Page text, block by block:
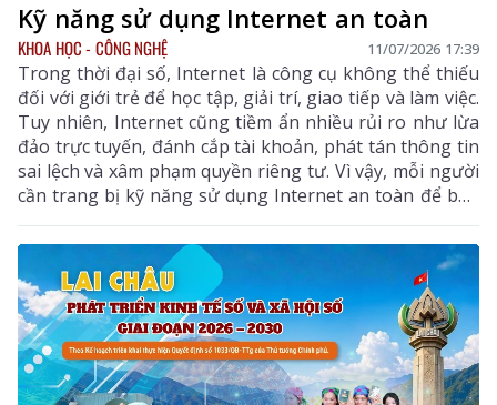
Kỹ năng sử dụng Internet an toàn
KHOA HỌC - CÔNG NGHỆ 11/07/2026 17:39
Trong thời đại số, Internet là công cụ không thể thiếu
đối với giới trẻ để học tập, giải trí, giao tiếp và làm việc.
Tuy nhiên, Internet cũng tiềm ẩn nhiều rủi ro như lừa
đảo trực tuyến, đánh cắp tài khoản, phát tán thông tin
sai lệch và xâm phạm quyền riêng tư. Vì vậy, mỗi người
cần trang bị kỹ năng sử dụng Internet an toàn để bảo
vệ bản thân và sử dụng công nghệ hiệu quả.